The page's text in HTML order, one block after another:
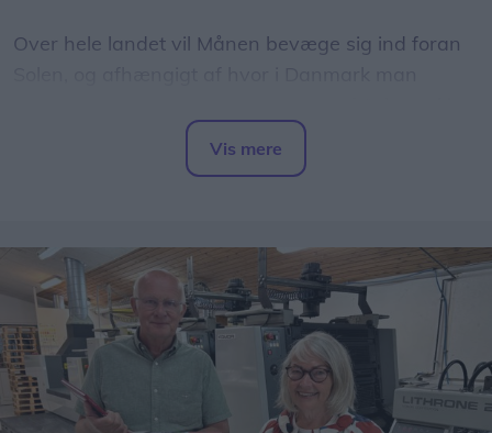
Over hele landet vil Månen bevæge sig ind foran
Formørkelsen topper omkring klokken 20.00, kort
før solnedgang, hvilket giver gode muligheder for
at opleve fænomenet fra steder med frit udsyn
mod vest.
For mange nordjyder kan kysterne, fjordene og de
Vis mere